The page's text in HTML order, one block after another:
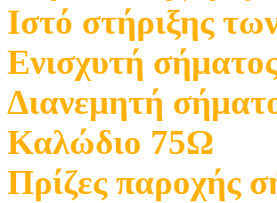
Ιστό στήριξης
Ενισχυτή
Διανεμητή
Καλώδιο 75Ω
Πρίζες παροχής